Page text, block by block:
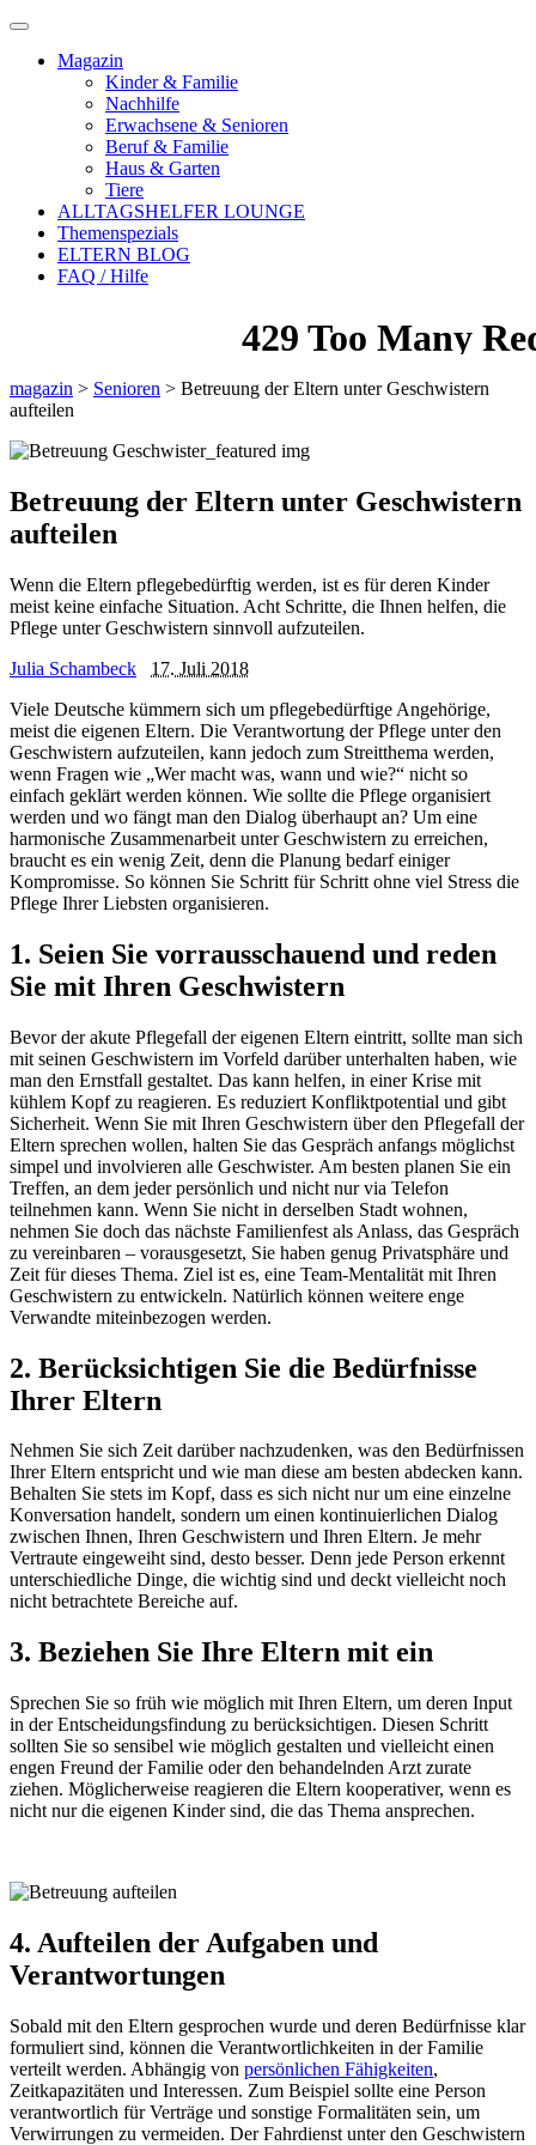
Magazin
Kinder & Familie
Nachhilfe
Erwachsene & Senioren
Beruf & Familie
Haus & Garten
Tiere
ALLTAGSHELFER LOUNGE
Themenspezials
ELTERN BLOG
FAQ / Hilfe
magazin > Senioren > Betreuung der Eltern unter Geschwistern
aufteilen
Betreuung der Eltern unter Geschwistern
aufteilen
Wenn die Eltern pflegebedürftig werden, ist es für deren Kinder
meist keine einfache Situation. Acht Schritte, die Ihnen helfen, die
Pflege unter Geschwistern sinnvoll aufzuteilen.
Julia Schambeck
17. Juli 2018
Viele Deutsche kümmern sich um pflegebedürftige Angehörige,
meist die eigenen Eltern. Die Verantwortung der Pflege unter den
Geschwistern aufzuteilen, kann jedoch zum Streitthema werden,
wenn Fragen wie „Wer macht was, wann und wie?“ nicht so
einfach geklärt werden können. Wie sollte die Pflege organisiert
werden und wo fängt man den Dialog überhaupt an? Um eine
harmonische Zusammenarbeit unter Geschwistern zu erreichen,
braucht es ein wenig Zeit, denn die Planung bedarf einiger
Kompromisse. So können Sie Schritt für Schritt ohne viel Stress die
Pflege Ihrer Liebsten organisieren.
1. Seien Sie vorrausschauend und reden
Sie mit Ihren Geschwistern
Bevor der akute Pflegefall der eigenen Eltern eintritt, sollte man sich
mit seinen Geschwistern im Vorfeld darüber unterhalten haben, wie
man den Ernstfall gestaltet. Das kann helfen, in einer Krise mit
kühlem Kopf zu reagieren. Es reduziert Konfliktpotential und gibt
Sicherheit. Wenn Sie mit Ihren Geschwistern über den Pflegefall der
Eltern sprechen wollen, halten Sie das Gespräch anfangs möglichst
simpel und involvieren alle Geschwister. Am besten planen Sie ein
Treffen, an dem jeder persönlich und nicht nur via Telefon
teilnehmen kann. Wenn Sie nicht in derselben Stadt wohnen,
nehmen Sie doch das nächste Familienfest als Anlass, das Gespräch
zu vereinbaren – vorausgesetzt, Sie haben genug Privatsphäre und
Zeit für dieses Thema. Ziel ist es, eine Team-Mentalität mit Ihren
Geschwistern zu entwickeln. Natürlich können weitere enge
Verwandte miteinbezogen werden.
2. Berücksichtigen Sie die Bedürfnisse
Ihrer Eltern
Nehmen Sie sich Zeit darüber nachzudenken, was den Bedürfnissen
Ihrer Eltern entspricht und wie man diese am besten abdecken kann.
Behalten Sie stets im Kopf, dass es sich nicht nur um eine einzelne
Konversation handelt, sondern um einen kontinuierlichen Dialog
zwischen Ihnen, Ihren Geschwistern und Ihren Eltern. Je mehr
Vertraute eingeweiht sind, desto besser. Denn jede Person erkennt
unterschiedliche Dinge, die wichtig sind und deckt vielleicht noch
nicht betrachtete Bereiche auf.
3. Beziehen Sie Ihre Eltern mit ein
Sprechen Sie so früh wie möglich mit Ihren Eltern, um deren Input
in der Entscheidungsfindung zu berücksichtigen. Diesen Schritt
sollten Sie so sensibel wie möglich gestalten und vielleicht einen
engen Freund der Familie oder den behandelnden Arzt zurate
ziehen. Möglicherweise reagieren die Eltern kooperativer, wenn es
nicht nur die eigenen Kinder sind, die das Thema ansprechen.
4. Aufteilen der Aufgaben und
Verantwortungen
Sobald mit den Eltern gesprochen wurde und deren Bedürfnisse klar
formuliert sind, können die Verantwortlichkeiten in der Familie
verteilt werden. Abhängig von persönlichen Fähigkeiten,
Zeitkapazitäten und Interessen. Zum Beispiel sollte eine Person
verantwortlich für Verträge und sonstige Formalitäten sein, um
Verwirrungen zu vermeiden. Der Fahrdienst unter den Geschwistern